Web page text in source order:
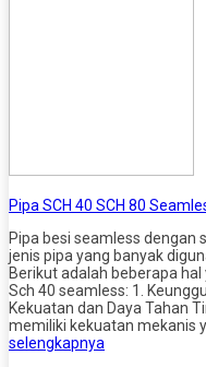
Pipa SCH 40 SCH 80
Pipa besi seamless dengan
jenis pipa yang banyak
Berikut adalah beberapa
Sch 40 seamless: 1.
Kekuatan dan Daya Tahan
memiliki kekuatan mekanis
selengkapnya